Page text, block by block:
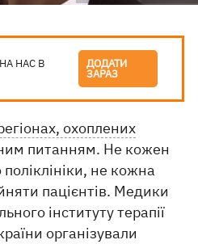
НАС В ДОДАТИ
ЗАРАЗ
охоплених
питанням. Не кожен
не кожна
пацієнтів. Медики
інституту терапії
організували